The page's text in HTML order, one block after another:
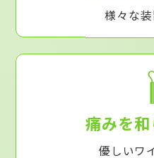
様々な
痛みを
優しいワ